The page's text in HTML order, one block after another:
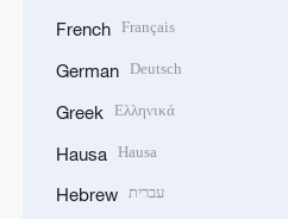
French Français
German Deutsch
Greek Ελληνικά
Hausa Hausa
Hebrew עברית